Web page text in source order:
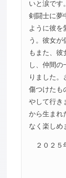
いと涙です
剣闘士に夢
ように彼を
う。彼女が
もまた、彼
し、仲間
りました
傷つけたも
やして行き
から生まれ
なく楽しめ
２０２５